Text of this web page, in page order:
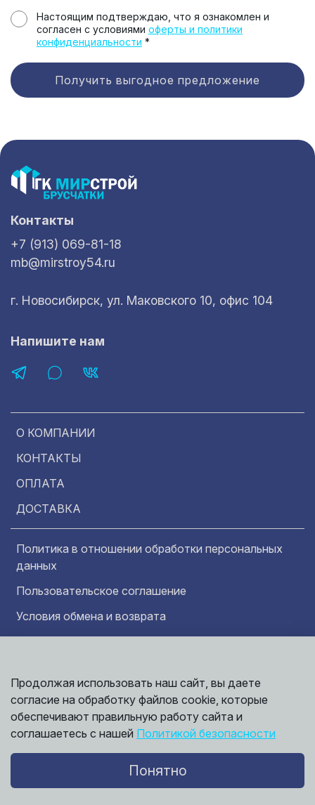
Настоящим подтверждаю, что я ознакомлен и
согласен с условиями оферты и политики
конфиденциальности *
Получить выгодное предложение
О КОМПАНИИ
КОНТАКТЫ
ОПЛАТА
ДОСТАВКА
Политика в отношении обработки персональных
данных
Пользовательское соглашение
Условия обмена и возврата
Контакты
+7 (913) 069-81-18
mb@mirstroy54.ru
г. Новосибирск, ул. Маковского 10, офис 104
Напишите нам
©
Информация представленная на сайте
носит исключительно ознакомительный
характер и ни при каких условиях не может
считаться публичной офертой. Точные
сведения о ценах, условиях продажи и
Политика конфиденциальности
Продолжая использовать наш сайт, вы даете
согласие на обработку файлов cookie, которые
обеспечивают правильную работу сайта и
соглашаетесь с нашей Политикой безопасности
Понятно
обработки